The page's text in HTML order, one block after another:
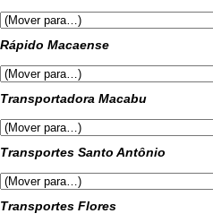
Rápido Macaense
Transportadora Macabu
Transportes Santo Antônio
Transportes Flores